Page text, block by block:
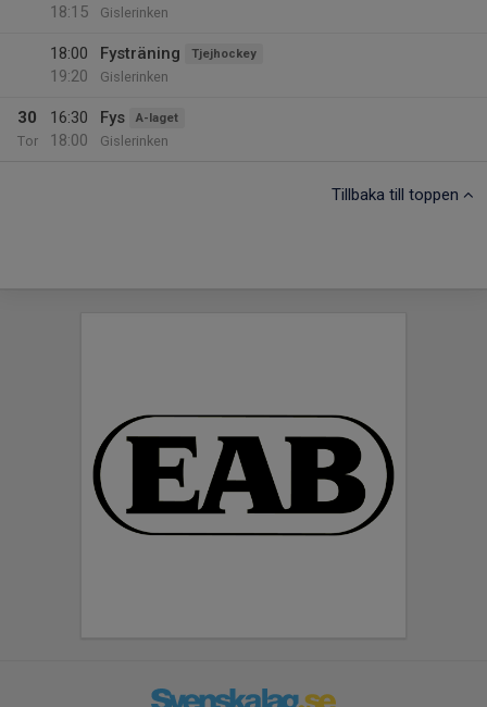
18:15
Gislerinken
18:00
19:20
Fysträning Tjejhockey
Gislerinken
30
Tor
16:30
18:00
Fys A-laget
Gislerinken
Tillbaka till toppen